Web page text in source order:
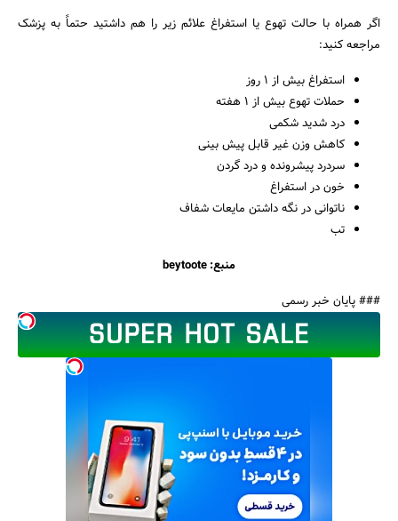
اگر همراه با حالت تهوع یا استفراغ علائم زیر را هم داشتید حتماً به پزشک
مراجعه کنید:
استفراغ بیش از 1 روز
حملات تهوع بیش از 1 هفته
درد شدید شکمی
کاهش وزن غیر قابل پیش بینی
سردرد پیشرونده و درد گردن
خون در استفراغ
ناتوانی در نگه داشتن مایعات شفاف
تب
منبع: beytoote
### پایان خبر رسمی